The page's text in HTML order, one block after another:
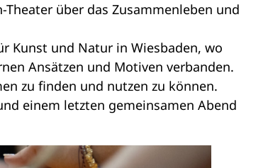
über das Zusammenleben und
Kunst und Natur in Wiesbaden, wo
Ansätzen und Motiven verbanden.
zu finden und nutzen zu können.
einem letzten gemeinsamen Abend